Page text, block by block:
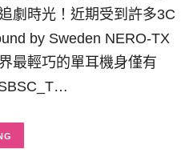
劇時光！近期受到許多3C
by Sweden NERO-TX
最輕巧的單耳機身僅有